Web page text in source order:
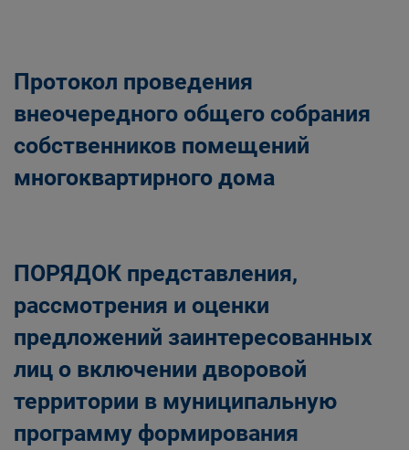
Протокол проведения
внеочередного общего собрания
собственников помещений
многоквартирного дома
ПОРЯДОК представления,
рассмотрения и оценки
предложений заинтересованных
лиц о включении дворовой
территории в муниципальную
программу формирования